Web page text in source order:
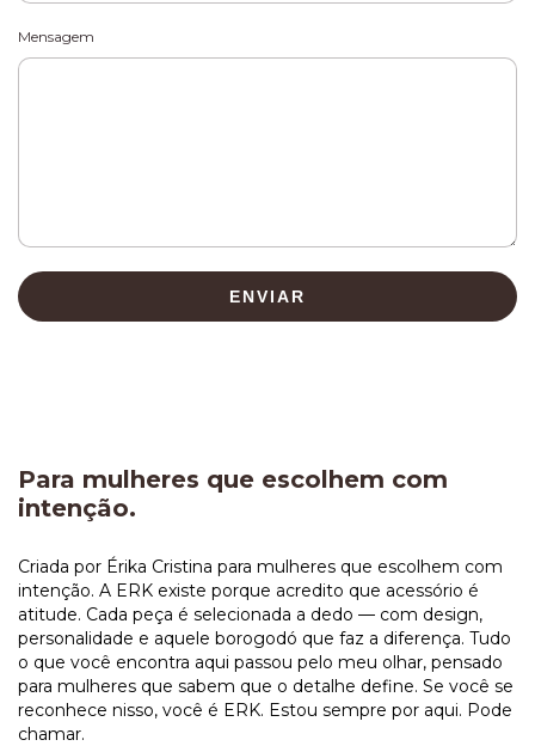
Mensagem
ENVIAR
Para mulheres que escolhem com
intenção.
Criada por Érika Cristina para mulheres que escolhem com
intenção. A ERK existe porque acredito que acessório é
atitude. Cada peça é selecionada a dedo — com design,
personalidade e aquele borogodó que faz a diferença. Tudo
o que você encontra aqui passou pelo meu olhar, pensado
para mulheres que sabem que o detalhe define. Se você se
reconhece nisso, você é ERK. Estou sempre por aqui. Pode
chamar.